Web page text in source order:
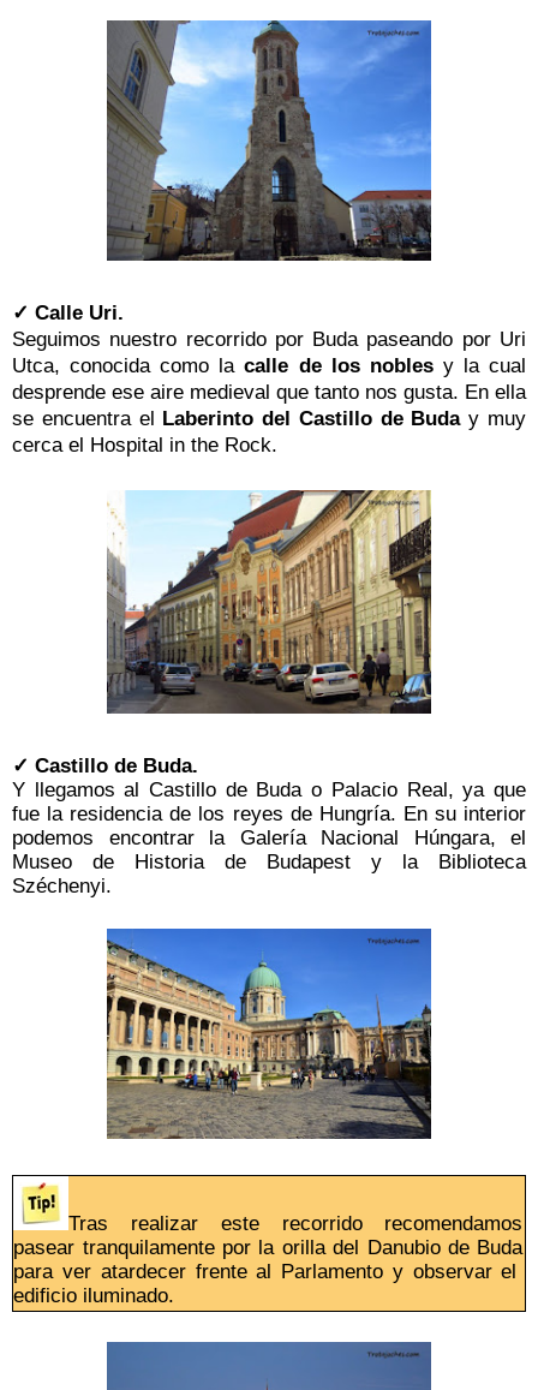
✓ Calle Uri.
Seguimos nuestro recorrido por Buda paseando por Uri
Utca, conocida como la calle de los noblesy la cual
desprende ese aire medieval que tanto nos gusta. En ella
se encuentra el Laberinto del Castillo de Buday muy
cerca el Hospital in the Rock.
✓ Castillo de Buda.
Y llegamos al Castillo de Buda o Palacio Real, ya que
fue la residencia de los reyes de Hungría. En su interior
podemos encontrar la Galería Nacional Húngara, el
Museo de Historia de Budapest y la Biblioteca
Széchenyi.
Tras realizar este recorrido recomendamos
pasear tranquilamente por la orilla del Danubio de Buda
para ver atardecer frente al Parlamento y observar el
edificio iluminado.